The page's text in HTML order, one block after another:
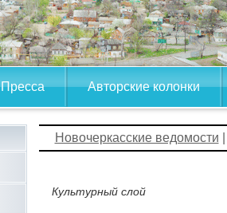
Пресса Авторские колонки
Новочеркасские ведомости
Культурный слой